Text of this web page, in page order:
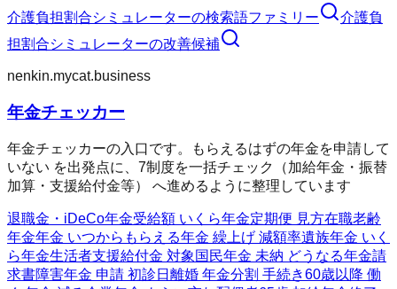
介護負担割合シミュレーターの検索語ファミリー
介護負
担割合シミュレーターの改善候補
nenkin.mycat.business
年金チェッカー
年金チェッカーの入口です。もらえるはずの年金を申請して
いない を出発点に、7制度を一括チェック（加給年金・振替
加算・支援給付金等） へ進めるように整理しています
退職金・iDeCo年金受給額 いくら年金定期便 見方在職老齢
年金年金 いつからもらえる年金 繰上げ 減額率遺族年金 いく
ら年金生活者支援給付金 対象 国民年金 未納 どうなる年金請
求書障害年金 申請 初診日 離婚 年金分割 手続き60歳以降 働